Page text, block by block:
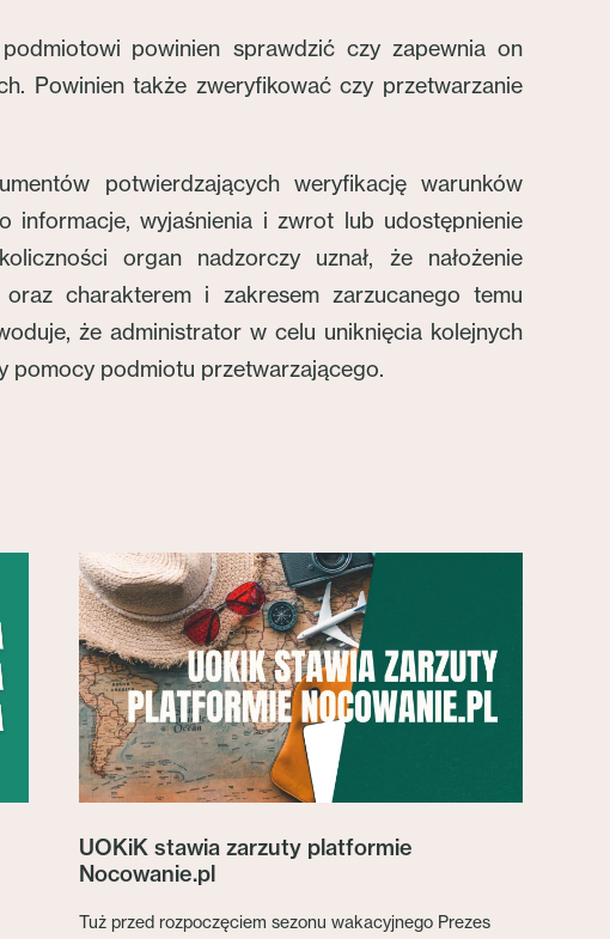
powinien sprawdzić czy zapewnia on
Powinien także zweryfikować czy przetwarzanie
potwierdzających weryfikację warunków
wyjaśnienia i zwrot lub udostępnienie
organ nadzorczy uznał, że nałożenie
charakterem i zakresem zarzucanego temu
że administrator w celu uniknięcia kolejnych
pomocy podmiotu przetwarzającego.
UOKiK stawia zarzuty platformie
Nocowanie.pl
Tuż przed rozpoczęciem sezonu wakacyjnego Prezes